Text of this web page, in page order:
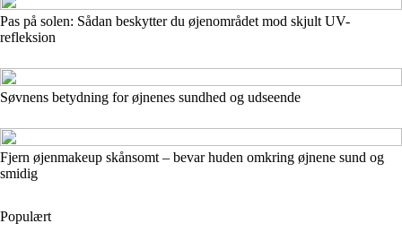
Pas på solen: Sådan beskytter du øjenområdet mod skjult UV-
refleksion
Søvnens betydning for øjnenes sundhed og udseende
Fjern øjenmakeup skånsomt – bevar huden omkring øjnene sund og
smidig
Populært